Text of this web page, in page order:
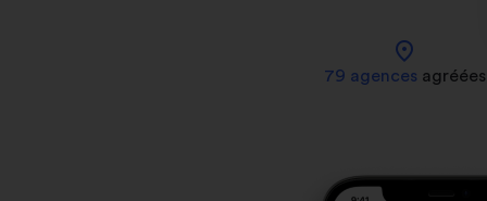
location_on
79 agences agréées